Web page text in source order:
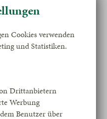
Cookies verwenden
und Statistiken.
Drittanbietern
Werbung
Benutzer über